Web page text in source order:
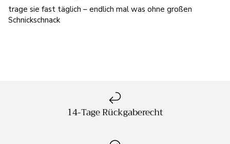
trage sie fast täglich – endlich mal was ohne großen
Schnickschnack
14-Tage Rückgaberecht